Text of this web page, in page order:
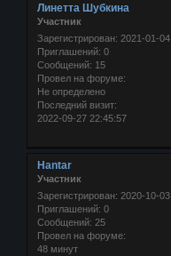
Линетта Шубкина
Участник
Зарегистрирован: 2021-01-04
Приглашений: 0
Сообщений: 15
Провел на форуме:
Не определено
Последний визит:
2022-09-27 22:45:57
Hantar
Участник
Зарегистрирован: 2020-10-03
Приглашений: 0
Сообщений: 25
Провел на форуме:
48 минут